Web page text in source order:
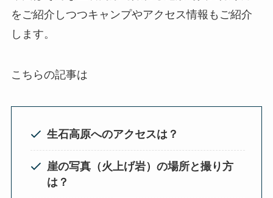
をご紹介しつつキャンプやアクセス情報もご紹介
します。
こちらの記事は
生石高原へのアクセスは？
崖の写真（火上げ岩）の場所と撮り方
は？